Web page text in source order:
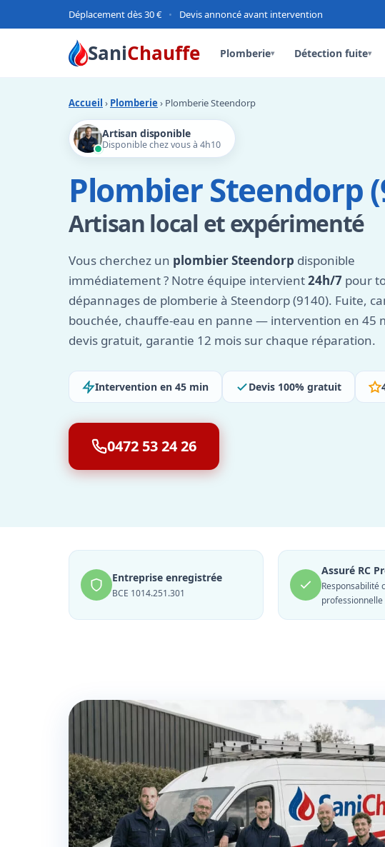
Déplacement dès 30 € • Devis annoncé avant intervention
SaniChauffe Plomberie▾ Détection fuite▾
Accueil › Plomberie › Plomberie Steendorp
Artisan disponible
Disponible chez vous à 4h10
Plombier Steendorp
Artisan local et expérimenté
Vous cherchez un plombier Steendorp disponible
immédiatement ? Notre équipe intervient24h/7 pour
dépannages de plomberie à Steendorp (9140). Fuite,
bouchée, chauffe-eau en panne — intervention en 45
devis gratuit, garantie 12 mois sur chaque réparation.
Intervention en 45 min Devis 100% gratuit
0472 53 24 26
Entreprise enregistrée
BCE 1014.251.301
Assuré RC
Responsabilité
professionnelle